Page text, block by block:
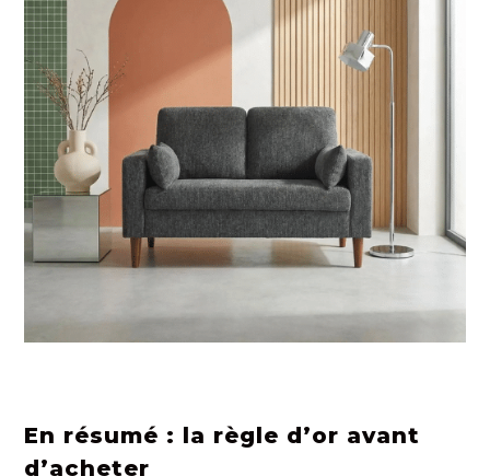
En résumé : la règle d’or avant
d’acheter